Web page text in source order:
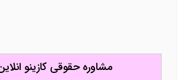
مشاوره حقوقی کازینو